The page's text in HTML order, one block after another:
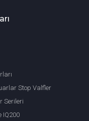
Stop Valfler
Serileri
IQ200